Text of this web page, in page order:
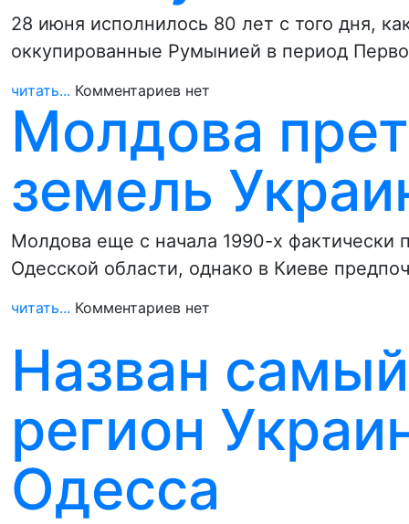
28 июня исполнилось 80 лет с того дня,
оккупированные Румынией в период
читать... Комментариев нет
Молдова
земель
Молдова еще с начала 1990-х фактически
Одесской области, однако в Киеве
читать... Комментариев нет
Назван
регион
Одесса